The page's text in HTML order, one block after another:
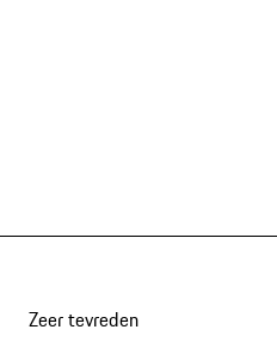
Zeer tevreden